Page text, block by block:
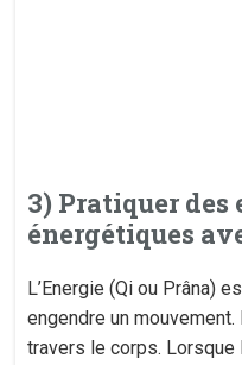
3) Pratiquer des
énergétiques
L’Energie (Qi ou Prâna)
engendre un
travers le corps. Lorsque